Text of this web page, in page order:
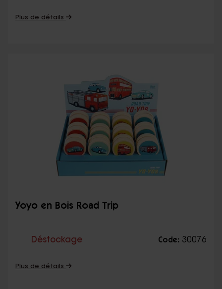
Plus de détails
Yoyo en Bois Road Trip
Déstockage Code: 30076
Plus de détails